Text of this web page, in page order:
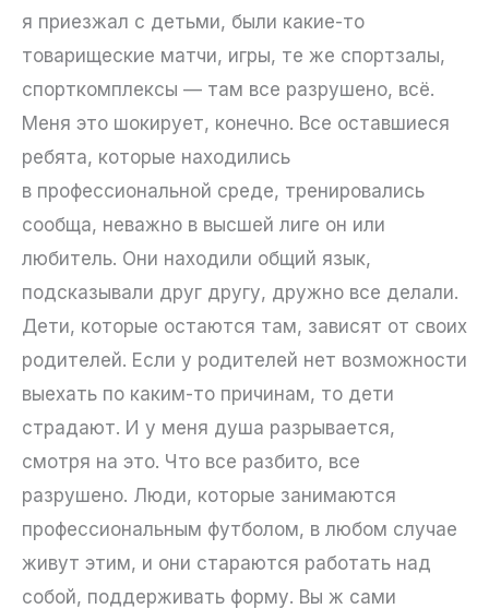
я приезжал с детьми, были какие-то
товарищеские матчи, игры, те же спортзалы,
спорткомплексы — там все разрушено, всё.
Меня это шокирует, конечно. Все оставшиеся
ребята, которые находились
в профессиональной среде, тренировались
сообща, неважно в высшей лиге он или
любитель. Они находили общий язык,
подсказывали друг другу, дружно все делали.
Дети, которые остаются там, зависят от своих
родителей. Если у родителей нет возможности
выехать по каким-то причинам, то дети
страдают. И у меня душа разрывается,
смотря на это. Что все разбито, все
разрушено. Люди, которые занимаются
профессиональным футболом, в любом случае
живут этим, и они стараются работать над
собой, поддерживать форму. Вы ж сами